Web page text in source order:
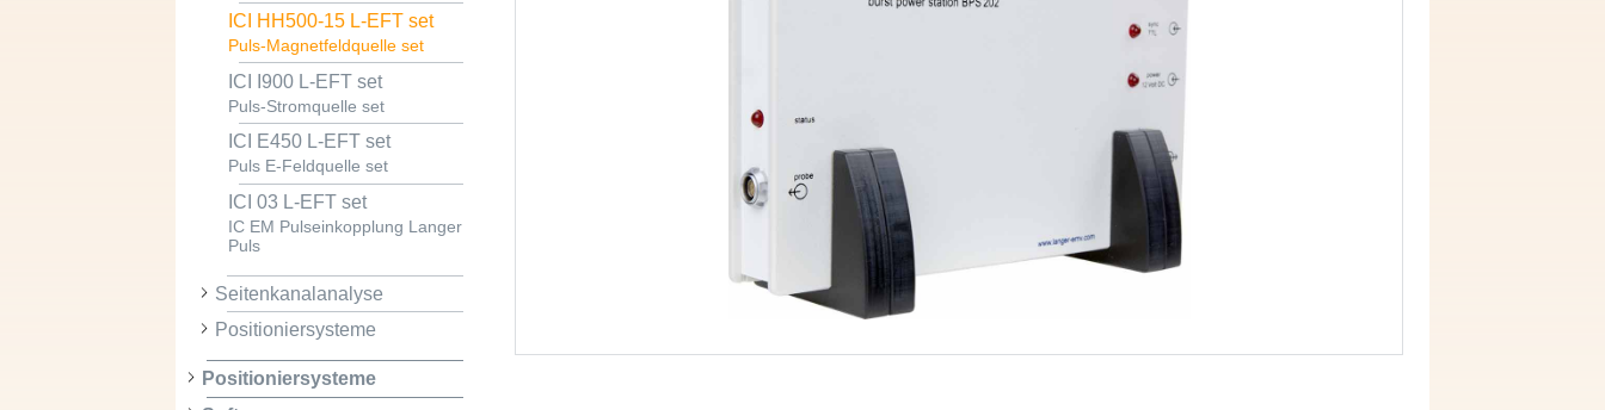
ICI HH500-15 L-EFT set
Puls-Magnetfeldquelle set
ICI I900 L-EFT set
Puls-Stromquelle set
ICI E450 L-EFT set
Puls E-Feldquelle set
ICI 03 L-EFT set
IC EM Pulseinkopplung Langer
Puls
Seitenkanalanalyse
Positioniersysteme
Positioniersysteme